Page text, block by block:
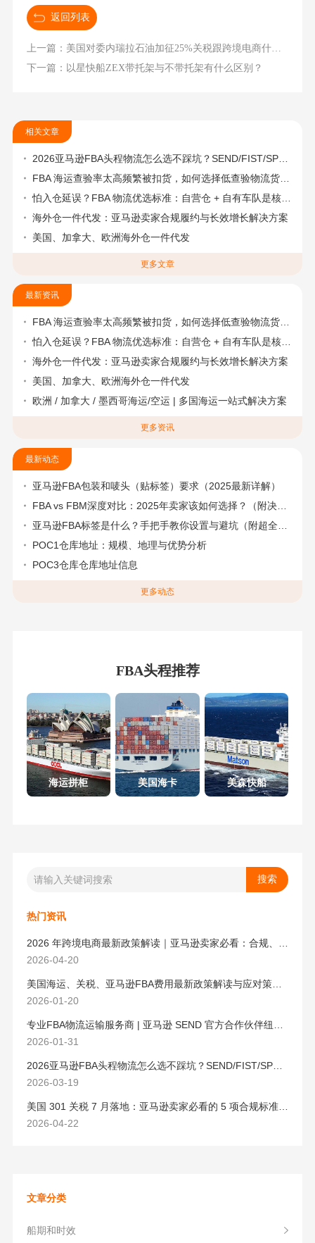
返回列表
上一篇：美国对委内瑞拉石油加征25%关税跟跨境电商什么影响
下一篇：以星快船ZEX带托架与不带托架有什么区别？
相关文章
2026亚马逊FBA头程物流怎么选不踩坑？SEND/FIST/SPN官方认证物流商，只有这家敢承诺“准达率第一”
FBA 海运查验率太高频繁被扣货，如何选择低查验物流货代？
怕入仓延误？FBA 物流优选标准：自营仓 + 自有车队是核心硬指标
海外仓一件代发：亚马逊卖家合规履约与长效增长解决方案
美国、加拿大、欧洲海外仓一件代发
更多文章
最新资讯
FBA 海运查验率太高频繁被扣货，如何选择低查验物流货代？
怕入仓延误？FBA 物流优选标准：自营仓 + 自有车队是核心硬指标
海外仓一件代发：亚马逊卖家合规履约与长效增长解决方案
美国、加拿大、欧洲海外仓一件代发
欧洲 / 加拿大 / 墨西哥海运/空运 | 多国海运一站式解决方案
更多资讯
最新动态
亚马逊FBA包装和唛头（贴标签）要求（2025最新详解）
FBA vs FBM深度对比：2025年卖家该如何选择？（附决策流程图）
亚马逊FBA标签是什么？手把手教你设置与避坑（附超全指南）
POC1仓库地址：规模、地理与优势分析
POC3仓库仓库地址信息
更多动态
FBA头程推荐
海运拼柜 美国海卡 美森快船
热门资讯
2026-04-20
美国海运、关税、亚马逊FBA费用最新政策解读与应对策略（2026版）
2026-01-20
2026-01-31
2026亚马逊FBA头程物流怎么选不踩坑？SEND/FIST/SPN官方认证物流商，只有这家敢承诺“准达率第一”
2026-03-19
美国 301 关税 7 月落地：亚马逊卖家必看的 5 项合规标准与稳交付方案
2026-04-22
文章分类
船期和时效